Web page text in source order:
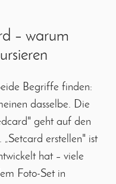
– warum
Begriffe finden:
dasselbe. Die
geht auf den
erstellen" ist
hat – viele
Foto-Set in